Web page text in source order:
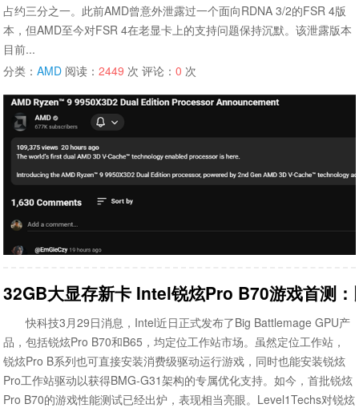
占约三分之一。此前AMD曾意外泄露过一个面向RDNA 3/2的FSR 4版
本，但AMD至今对FSR 4在老显卡上的支持问题保持沉默。该泄露版本
目前...
分类：AMD 阅读：2449 次 评论：0 次
32GB大显存新卡 Intel锐炫Pro B70游戏首测
快科技3月29日消息，Intel近日正式发布了Big Battlemage GPU产
品，包括锐炫Pro B70和B65，均定位工作站市场。虽然定位工作站，
锐炫Pro B系列也可直接安装消费级驱动运行游戏，同时也能安装锐炫
Pro工作站驱动以获得BMG-G31架构的专属优化支持。如今，首批锐炫
Pro B70的游戏性能测试已经出炉，表现相当亮眼。Level1Techs对锐炫